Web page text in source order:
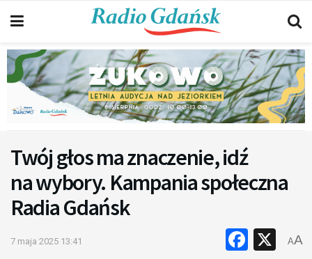
Twój głos ma znaczenie, idź
na wybory. Kampania społeczna
Radia Gdańsk
7 maja 2025 13:41 X
AA